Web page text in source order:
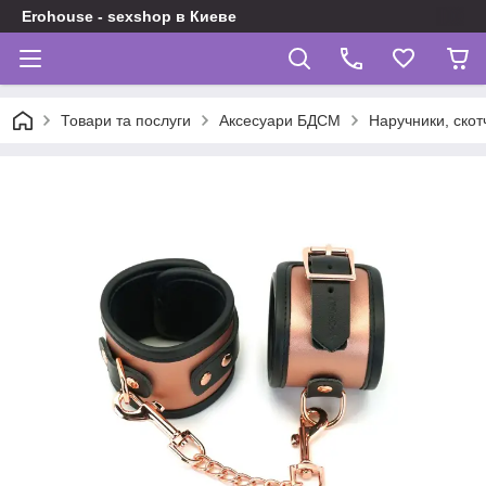
Erohouse - sexshop в Киеве
Товари та послуги Аксесуари БДСМ Наручники,